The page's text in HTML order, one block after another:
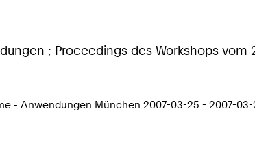
; Proceedings des Workshops vom
- Anwendungen München 2007-03-25 - 2007-03-